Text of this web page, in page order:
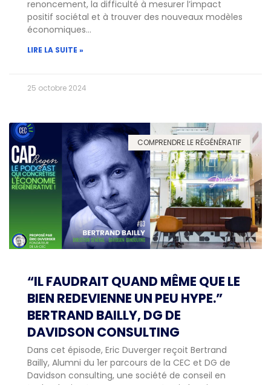
renoncement, la difficulté à mesurer l’impact
positif sociétal et à trouver des nouveaux modèles
économiques…
LIRE LA SUITE »
25 octobre 2024
COMPRENDRE LE RÉGÉNÉRATIF
“IL FAUDRAIT QUAND MÊME QUE LE
BIEN REDEVIENNE UN PEU HYPE.”
BERTRAND BAILLY, DG DE
DAVIDSON CONSULTING
Dans cet épisode, Eric Duverger reçoit Bertrand
Bailly, Alumni du 1er parcours de la CEC et DG de
Davidson consulting, une société de conseil en